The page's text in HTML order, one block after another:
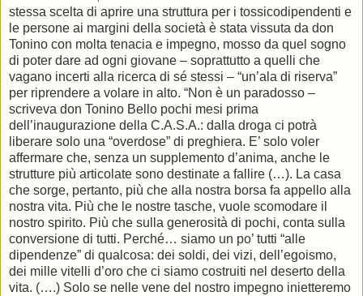
stessa scelta di aprire una struttura per i tossicodipendenti e
le persone ai margini della società è stata vissuta da don
Tonino con molta tenacia e impegno, mosso da quel sogno
di poter dare ad ogni giovane – soprattutto a quelli che
vagano incerti alla ricerca di sé stessi – “un’ala di riserva”
per riprendere a volare in alto. “Non è un paradosso –
scriveva don Tonino Bello pochi mesi prima
dell’inaugurazione della C.A.S.A.: dalla droga ci potrà
liberare solo una “overdose” di preghiera. E’ solo voler
affermare che, senza un supplemento d’anima, anche le
strutture più articolate sono destinate a fallire (…). La casa
che sorge, pertanto, più che alla nostra borsa fa appello alla
nostra vita. Più che le nostre tasche, vuole scomodare il
nostro spirito. Più che sulla generosità di pochi, conta sulla
conversione di tutti. Perché… siamo un po’ tutti “alle
dipendenze” di qualcosa: dei soldi, dei vizi, dell’egoismo,
dei mille vitelli d’oro che ci siamo costruiti nel deserto della
vita. (….) Solo se nelle vene del nostro impegno inietteremo